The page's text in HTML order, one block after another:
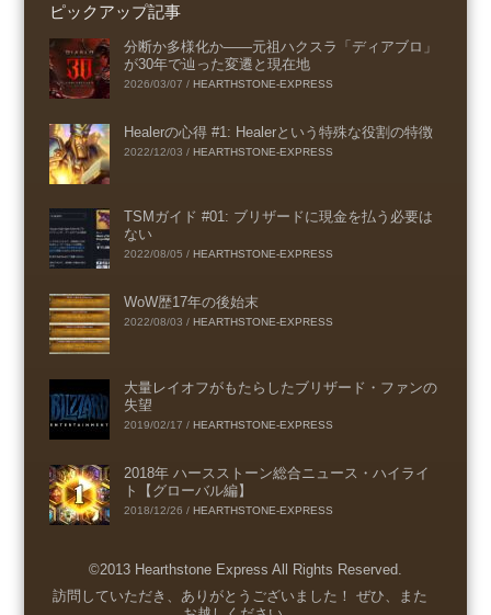
ピックアップ記事
分断か多様化か――元祖ハクスラ「ディアブロ」
が30年で辿った変遷と現在地
2026/03/07 / HEARTHSTONE-EXPRESS
Healerの心得 #1: Healerという特殊な役割の特徴
2022/12/03 / HEARTHSTONE-EXPRESS
TSMガイド #01: ブリザードに現金を払う必要は
ない
2022/08/05 / HEARTHSTONE-EXPRESS
WoW歴17年の後始末
2022/08/03 / HEARTHSTONE-EXPRESS
大量レイオフがもたらしたブリザード・ファンの
失望
2019/02/17 / HEARTHSTONE-EXPRESS
2018年 ハースストーン総合ニュース・ハイライ
ト【グローバル編】
2018/12/26 / HEARTHSTONE-EXPRESS
©2013 Hearthstone Express All Rights Reserved.
Menu
訪問していただき、ありがとうございました！ ぜひ、また